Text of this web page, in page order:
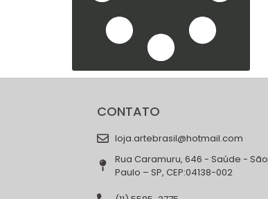
CONTATO
loja.artebrasil@hotmail.com
Rua Caramuru, 646 - Saúde - São
Paulo – SP, CEP:04138-002